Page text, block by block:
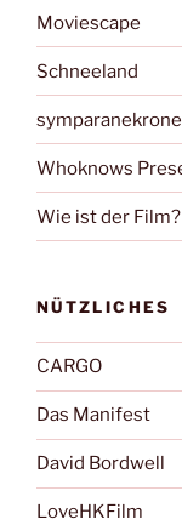
Moviescape
Schneeland
Whoknows
Wie ist der Film?
NÜTZLICHES
CARGO
Das Manifest
David Bordwell
LoveHKFilm